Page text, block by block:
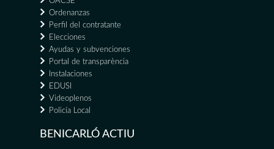
Ordenanzas
Perfil del contratante
Elecciones
Ayudas y subvenciones
Portal de transparència
Instalaciones
EDUSI
Videoplenos
Policía Local
BENICARLÓ ACTIU